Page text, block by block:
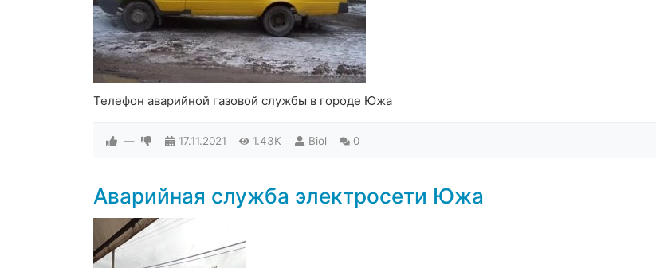
Телефон аварийной газовой службы в городе Южа
— 17.11.2021 1.43K Biol 0
Аварийная служба электросети Южа